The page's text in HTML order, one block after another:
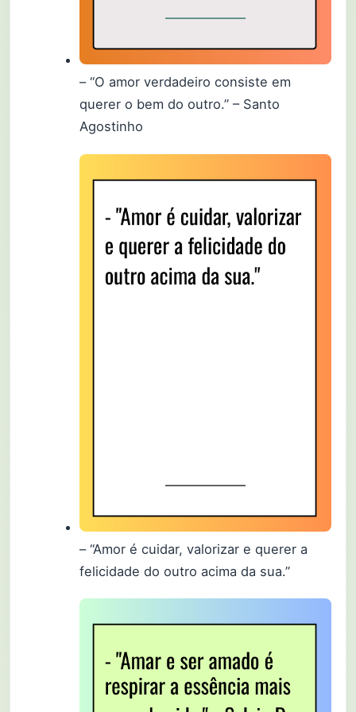
– “O amor verdadeiro consiste em
querer o bem do outro.” – Santo
Agostinho
– “Amor é cuidar, valorizar e querer a
felicidade do outro acima da sua.”